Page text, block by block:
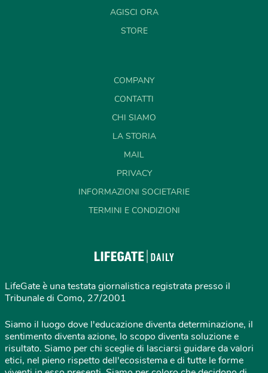
AGISCI ORA
STORE
COMPANY
CONTATTI
CHI SIAMO
LA STORIA
MAIL
PRIVACY
INFORMAZIONI SOCIETARIE
TERMINI E CONDIZIONI
LifeGate è una testata giornalistica registrata presso il
Tribunale di Como, 27/2001
Siamo il luogo dove l'educazione diventa determinazione, il
sentimento diventa azione, lo scopo diventa soluzione e
risultato. Siamo per chi sceglie di lasciarsi guidare da valori
etici, nel pieno rispetto dell'ecosistema e di tutte le forme